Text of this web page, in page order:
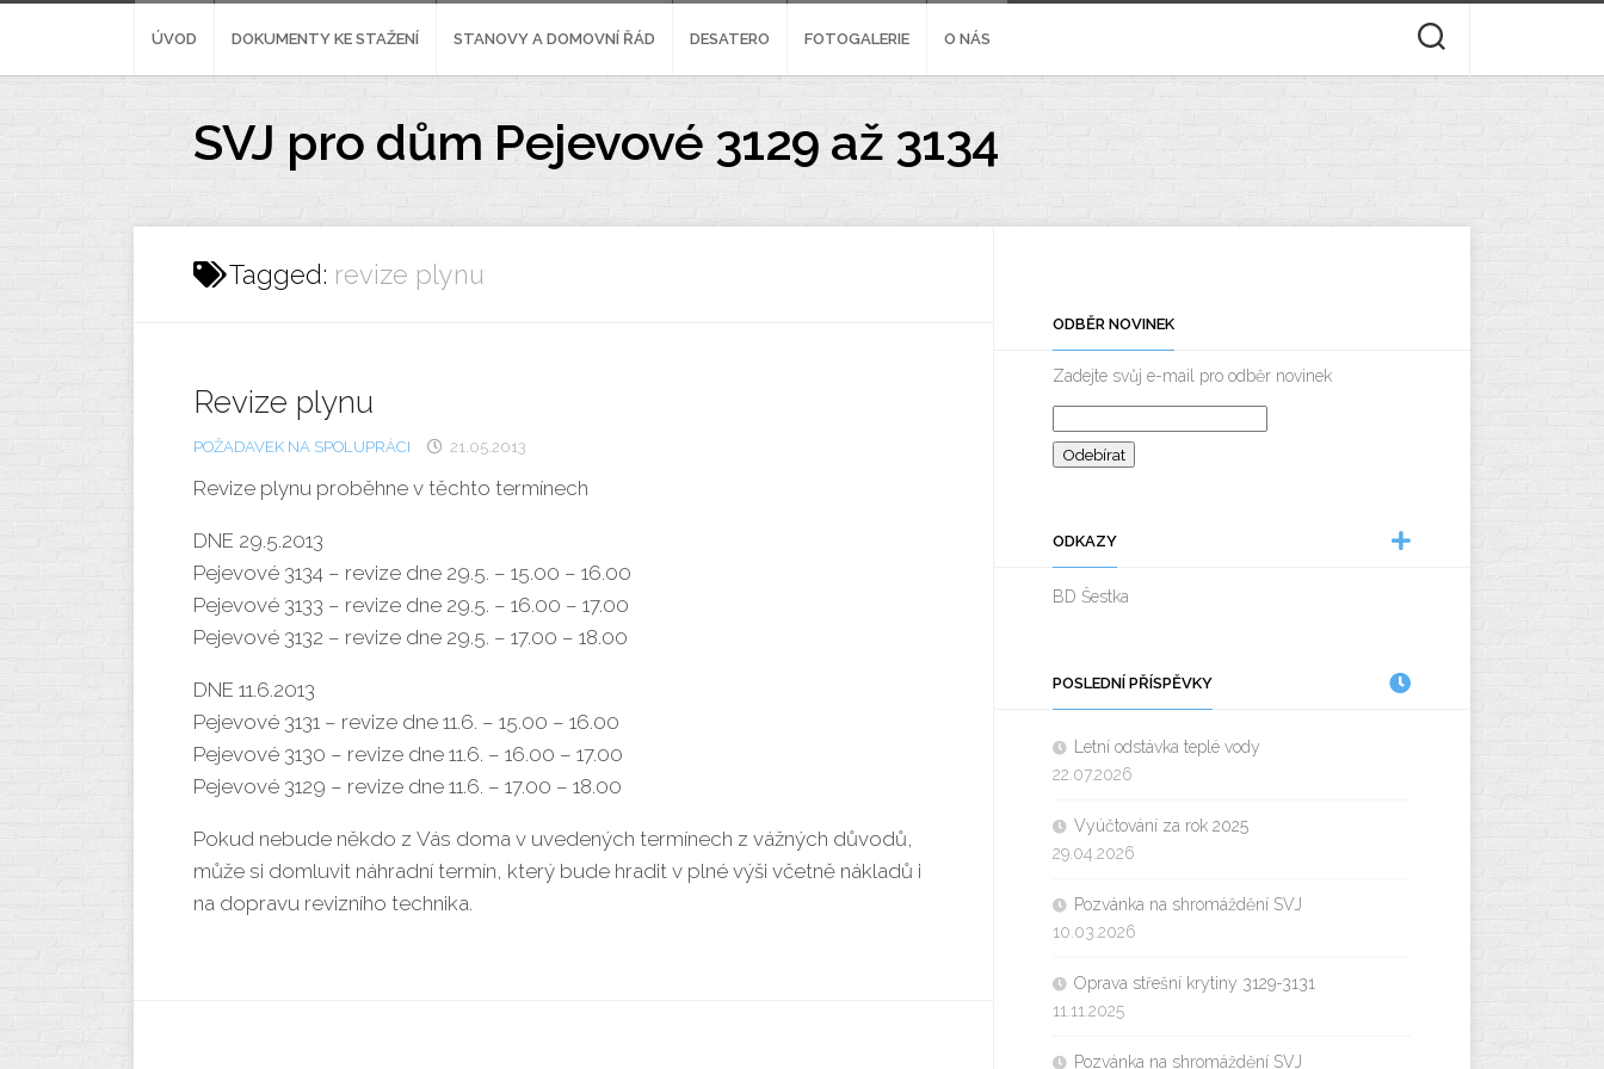
ÚVOD DOKUMENTY KE STAŽENÍ STANOVY A DOMOVNÍ ŘÁD DESATERO FOTOGALERIE O NÁS
SVJ pro dům Pejevové 3129 až 3134
Tagged: revize plynu
Revize plynu
POŽADAVEK NA SPOLUPRÁCI 21.05.2013
Revize plynu proběhne v těchto termínech
DNE 29.5.2013
Pejevové 3134 – revize dne 29.5. – 15.00 – 16.00
Pejevové 3133 – revize dne 29.5. – 16.00 – 17.00
Pejevové 3132 – revize dne 29.5. – 17.00 – 18.00
DNE 11.6.2013
Pejevové 3131 – revize dne 11.6. – 15.00 – 16.00
Pejevové 3130 – revize dne 11.6. – 16.00 – 17.00
Pejevové 3129 – revize dne 11.6. – 17.00 – 18.00
Pokud nebude někdo z Vás doma v uvedených termínech z vážných důvodů,
může si domluvit náhradní termín, který bude hradit v plné výši včetně nákladů i
na dopravu revizního technika.
ODBĚR NOVINEK
Zadejte svůj e-mail pro odběr novinek
ODKAZY
BD Šestka
POSLEDNÍ PŘÍSPĚVKY
Letní odstávka teplé vody
22.07.2026
Vyúčtování za rok 2025
29.04.2026
Pozvánka na shromáždění SVJ
10.03.2026
Oprava střešní krytiny 3129-3131
11.11.2025
Pozvánka na shromáždění SVJ